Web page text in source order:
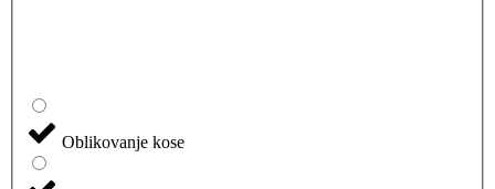
Oblikovanje kose